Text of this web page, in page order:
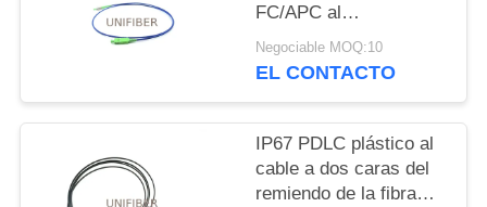
PRIVACY
POLICY
FC/APC al
funcionamiento lento
de SC/APC AXIS
Negociable MOQ:10
EL CONTACTO
IP67 PDLC plástico al
cable a dos caras del
remiendo de la fibra